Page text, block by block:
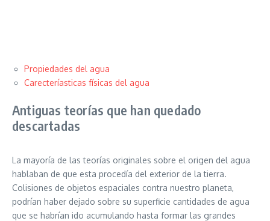
Propiedades del agua
Carecteríasticas físicas del agua
Antiguas teorías que han quedado
descartadas
La mayoría de las teorías originales sobre el origen del agua
hablaban de que esta procedía del exterior de la tierra.
Colisiones de objetos espaciales contra nuestro planeta,
podrían haber dejado sobre su superficie cantidades de agua
que se habrían ido acumulando hasta formar las grandes